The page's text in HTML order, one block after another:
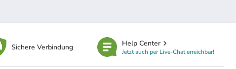
Sichere Verbindung Help Center
Jetzt auch per Live-Chat erreichbar!